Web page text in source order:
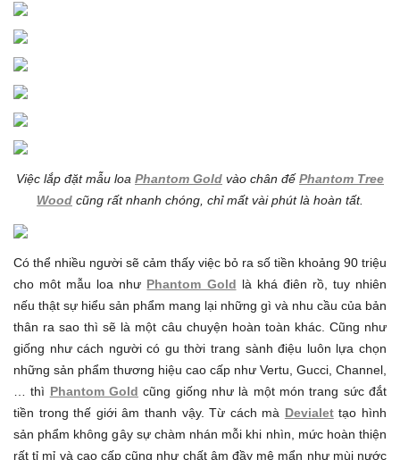
Việc lắp đặt mẫu loa Phantom Gold vào chân đếPhantom Tree
Wood cũng rất nhanh chóng, chỉ mất vài phút là hoàn tất.
Có thể nhiều người sẽ cảm thấy việc bỏ ra số tiền khoảng 90 triệu
cho môt mẫu loa như Phantom Gold là khá điên rồ, tuy nhiên
nếu thật sự hiểu sản phẩm mang lại những gì và nhu cầu của bản
thân ra sao thì sẽ là một câu chuyện hoàn toàn khác. Cũng như
giống như cách người có gu thời trang sành điệu luôn lựa chọn
những sản phẩm thương hiệu cao cấp như Vertu, Gucci, Channel,
… thì Phantom Gold cũng giống như là một món trang sức đắt
tiền trong thế giới âm thanh vậy. Từ cách mà Devialettạo hình
sản phẩm không gây sự chàm nhán mỗi khi nhìn, mức hoàn thiện
rất tỉ mỉ và cao cấp cũng như chất âm đầy mê mẩn như mùi nước